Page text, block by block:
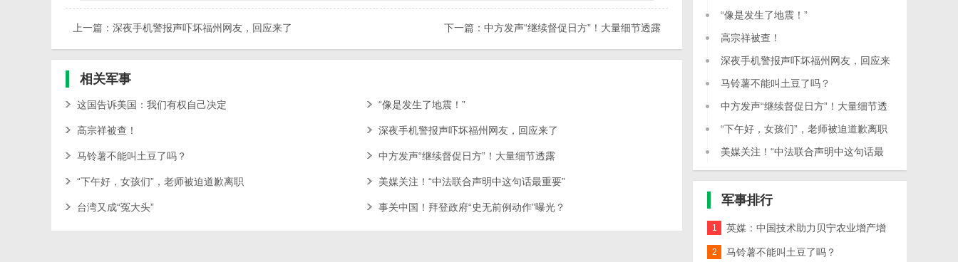
上一篇：深夜手机警报声吓坏福州网友，回应来了 下一篇：中方发声“继续督促日方”！大量细节透露
相关军事
这国告诉美国：我们有权自己决定 “像是发生了地震！”
高宗祥被查！ 深夜手机警报声吓坏福州网友，回应来了
马铃薯不能叫土豆了吗？ 中方发声“继续督促日方”！大量细节透露
“下午好，女孩们”，老师被迫道歉离职 美媒关注！“中法联合声明中这句话最重要”
台湾又成“冤大头” 事关中国！拜登政府“史无前例动作”曝光？
“像是发生了地震！”
高宗祥被查！
深夜手机警报声吓坏福州网友，回应来
了
马铃薯不能叫土豆了吗？
中方发声“继续督促日方”！大量细节透
露
“下午好，女孩们”，老师被迫道歉离职
美媒关注！“中法联合声明中这句话最
军事排行
1 英媒：中国技术助力贝宁农业增产增
收
2 马铃薯不能叫土豆了吗？